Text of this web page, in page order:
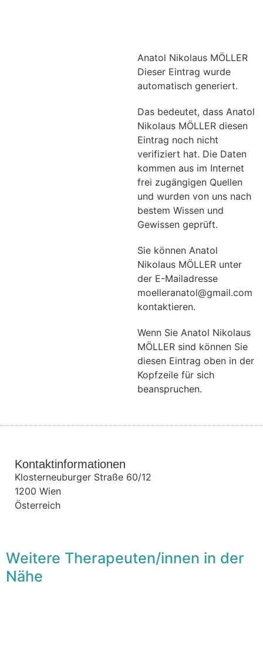
Anatol Nikolaus MÖLLER
Dieser Eintrag wurde
automatisch generiert.
Das bedeutet, dass Anatol
Nikolaus MÖLLER diesen
Eintrag noch nicht
verifiziert hat. Die Daten
kommen aus im Internet
frei zugängigen Quellen
und wurden von uns nach
bestem Wissen und
Gewissen geprüft.
Sie können Anatol
Nikolaus MÖLLER unter
der E-Mailadresse
moelleranatol@gmail.com
kontaktieren.
Wenn Sie Anatol Nikolaus
MÖLLER sind können Sie
diesen Eintrag oben in der
Kopfzeile für sich
beanspruchen.
Kontaktinformationen
Klosterneuburger Straße 60/12
1200 Wien
Österreich
Weitere Therapeuten/innen in der
Nähe